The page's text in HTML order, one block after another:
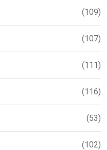
(109)
(107)
(111)
(116)
(53)
(102)